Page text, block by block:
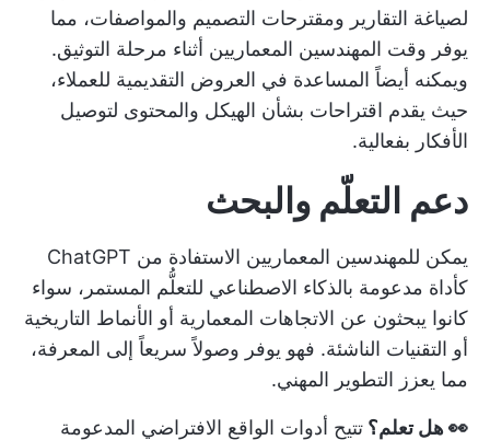
لصياغة التقارير ومقترحات التصميم والمواصفات، مما
يوفر وقت المهندسين المعماريين أثناء مرحلة التوثيق.
ويمكنه أيضاً المساعدة في العروض التقديمية للعملاء،
حيث يقدم اقتراحات بشأن الهيكل والمحتوى لتوصيل
الأفكار بفعالية.
دعم التعلّم والبحث
يمكن للمهندسين المعماريين الاستفادة من ChatGPT
كأداة مدعومة بالذكاء الاصطناعي للتعلُّم المستمر، سواء
كانوا يبحثون عن الاتجاهات المعمارية أو الأنماط التاريخية
أو التقنيات الناشئة. فهو يوفر وصولاً سريعاً إلى المعرفة،
مما يعزز التطوير المهني.
👀 هل تعلم؟ تتيح أدوات الواقع الافتراضي المدعومة